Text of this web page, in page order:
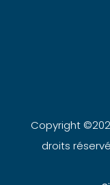
Copyright ©
droits